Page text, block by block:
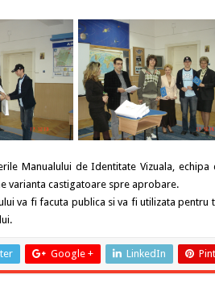
Manualului de Identitate Vizuala,
varianta castigatoare spre aprobare.
va fi facuta publica si va fi utilizata pentru
Google + LinkedIn